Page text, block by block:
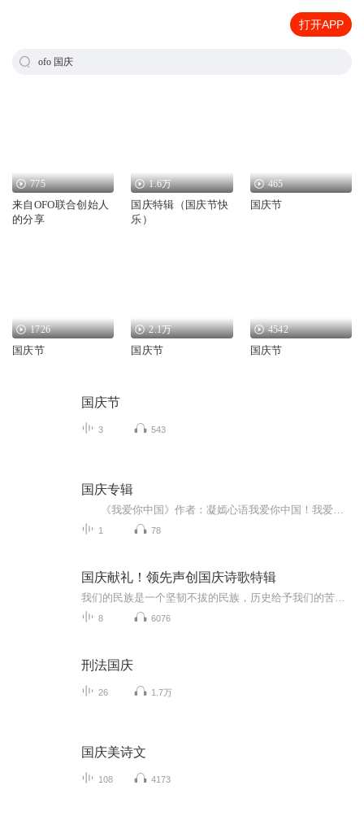
打开APP
ofo 国庆
775
来自OFO联合创始人
的分享
1.6万
国庆特辑（国庆节快
乐）
465
国庆节
1726
国庆节
2.1万
国庆节
4542
国庆节
国庆节
3 543
国庆专辑
1 78
国庆献礼！领先声创国庆诗歌特辑
8 6076
刑法国庆
26 1.7万
国庆美诗文
108 4173